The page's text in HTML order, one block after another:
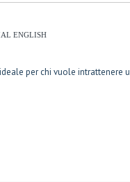
ENGLISH
per chi vuole